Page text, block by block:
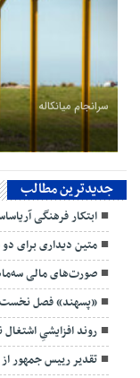
سرانجام میانکاله
جدیدترین مطالب
ابتکار فرهنگی
متین دیداری برای
صورت‌های مالی
«پسهند» فصل نخست ۱۴۰۵ را قدرتمند آغاز کرد
روند افزایشیِ
تقدیر رییس جمهور